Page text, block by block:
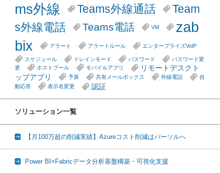
ms外線
Teams外線通話
Team
s外線電話
Teams電話 VM
zab
bix
アラート アラートルール エンタープライズVoIP
スケジュール ドレインモード パスワード
パスワード変
更
ホストプール モバイルアプリ
リモートデスクト
ップアプリ
予算 共有メールボックス 外線電話
自
動応答
表示名変更 認証
ソリューション一覧
【月100万超の削減実績】Azureコスト削減はパーソルへ
Power BI×Fabricデータ分析基盤構築・可視化支援